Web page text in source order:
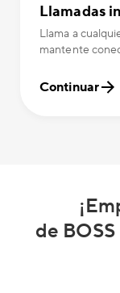
Llamadas
Llama a
mantente
Continuar
de